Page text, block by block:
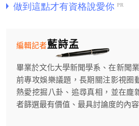
藍詩孟
編輯記者
畢業於文化大學新聞學系、在新聞
前專攻娛樂議題，長期關注影視圈
熱愛挖掘八卦、追尋真相，並在龐
者篩選最有價值、最具討論度的內